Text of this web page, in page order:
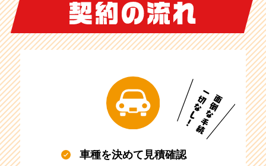
車種を決めて見積確認